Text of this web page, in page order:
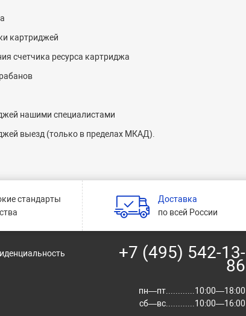
картриджей
счетчика ресурса картриджа
нашими специалистами
выезд (только в пределах МКАД).
стандарты
Доставка
по всей России
+7 (495) 542-13-
86
пн—пт............10:00—18:00
сб—вс............10:00—16:00